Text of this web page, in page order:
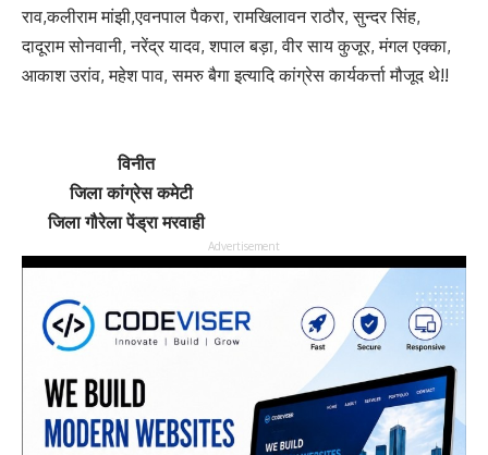
राव,कलीराम मांझी,एवनपाल पैकरा, रामखिलावन राठौर, सुन्दर सिंह,
दादूराम सोनवानी, नरेंद्र यादव, शपाल बड़ा, वीर साय कुजूर, मंगल एक्का,
आकाश उरांव, महेश पाव, समरु बैगा इत्यादि कांग्रेस कार्यकर्त्ता मौजूद थे!!
विनीत
जिला कांग्रेस कमेटी
जिला गौरेला पेंड्रा मरवाही
Advertisement